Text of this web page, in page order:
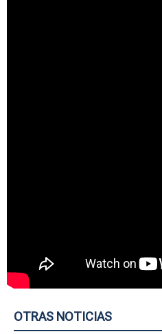
OTRAS NOTICIAS